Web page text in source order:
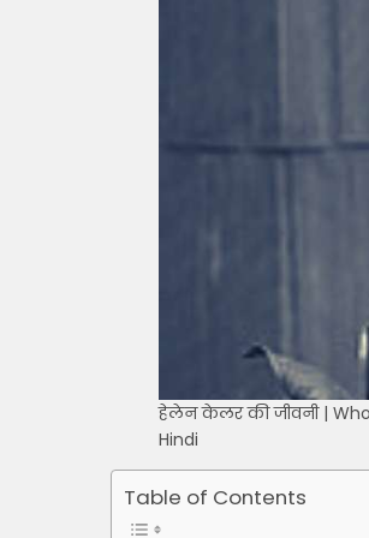
हेलेन केलर की जीवनी |
Hindi
Table of Contents